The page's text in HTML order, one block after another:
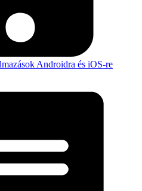
Androidra és iOS-re